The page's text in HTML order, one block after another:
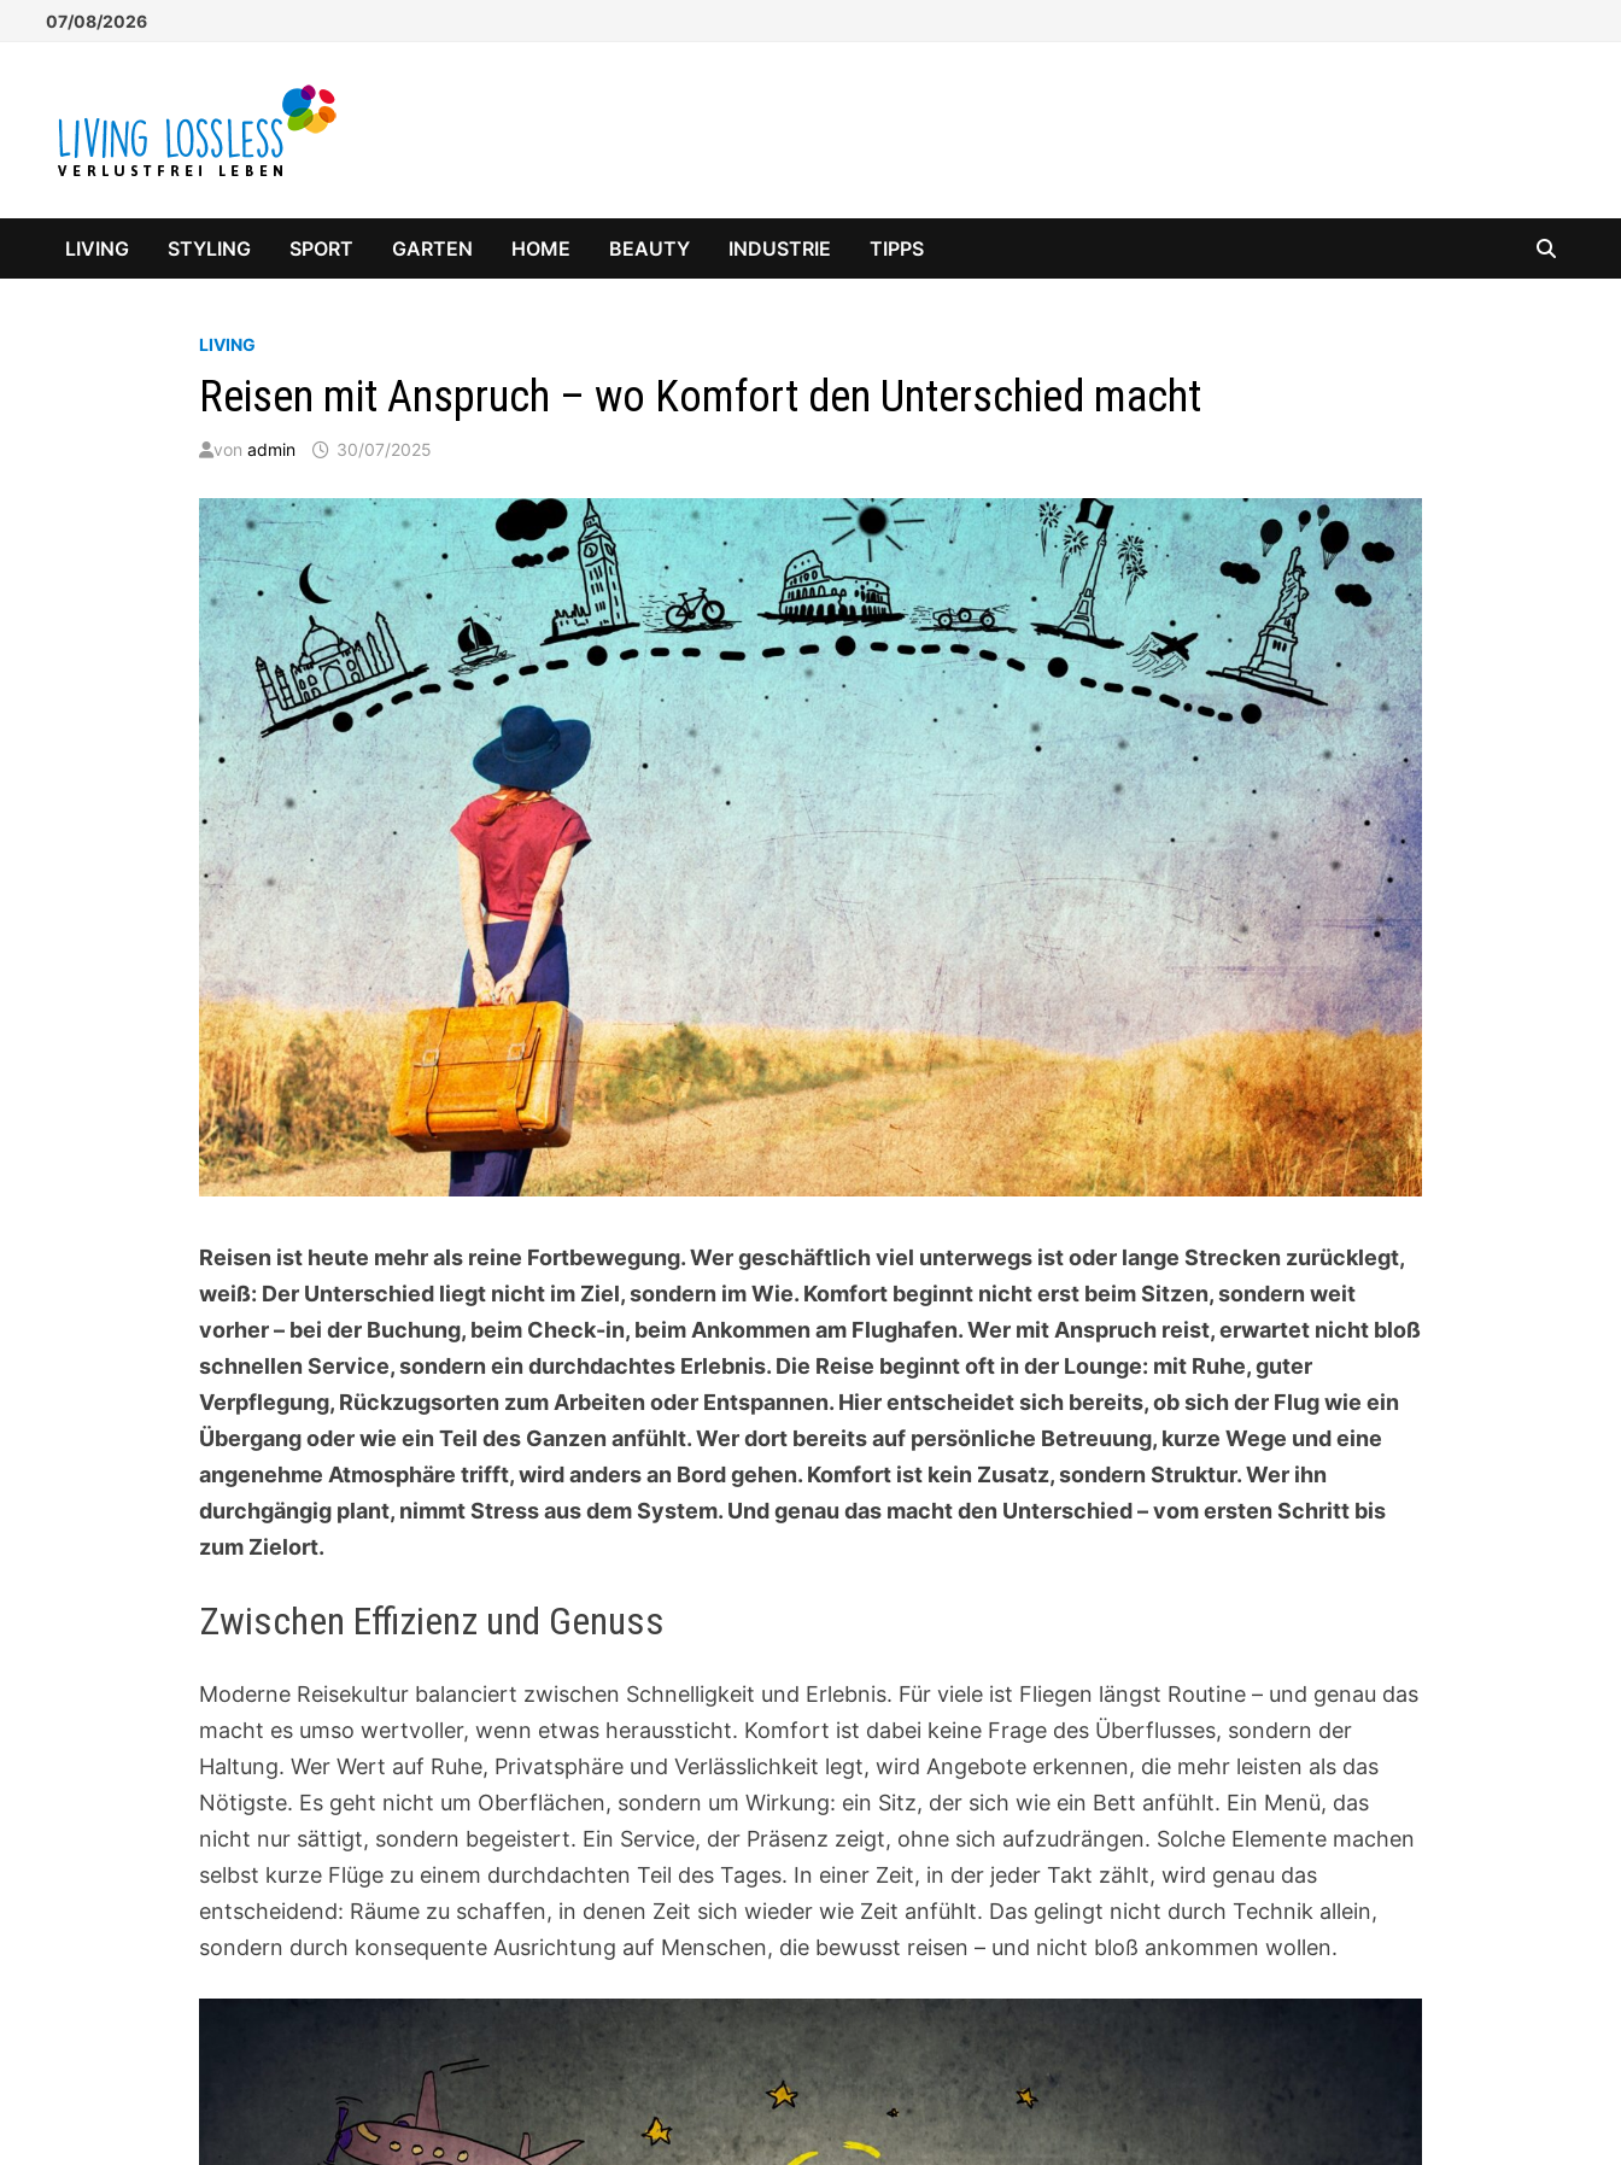
07/08/2026
LIVING STYLING SPORT GARTEN HOME BEAUTY INDUSTRIE TIPPS
LIVING
Reisen mit Anspruch – wo Komfort den Unterschied macht
vonadmin 30/07/2025
Reisen ist heute mehr als reine Fortbewegung. Wer geschäftlich viel unterwegs ist oder lange Strecken zurücklegt,
weiß: Der Unterschied liegt nicht im Ziel, sondern im Wie. Komfort beginnt nicht erst beim Sitzen, sondern weit
vorher – bei der Buchung, beim Check-in, beim Ankommen am Flughafen. Wer mit Anspruch reist, erwartet nicht bloß
schnellen Service, sondern ein durchdachtes Erlebnis. Die Reise beginnt oft in der Lounge: mit Ruhe, guter
Verpflegung, Rückzugsorten zum Arbeiten oder Entspannen. Hier entscheidet sich bereits, ob sich der Flug wie ein
Übergang oder wie ein Teil des Ganzen anfühlt. Wer dort bereits auf persönliche Betreuung, kurze Wege und eine
angenehme Atmosphäre trifft, wird anders an Bord gehen. Komfort ist kein Zusatz, sondern Struktur. Wer ihn
durchgängig plant, nimmt Stress aus dem System. Und genau das macht den Unterschied – vom ersten Schritt bis
zum Zielort.
Zwischen Effizienz und Genuss
Moderne Reisekultur balanciert zwischen Schnelligkeit und Erlebnis. Für viele ist Fliegen längst Routine – und genau das
macht es umso wertvoller, wenn etwas heraussticht. Komfort ist dabei keine Frage des Überflusses, sondern der
Haltung. Wer Wert auf Ruhe, Privatsphäre und Verlässlichkeit legt, wird Angebote erkennen, die mehr leisten als das
Nötigste. Es geht nicht um Oberflächen, sondern um Wirkung: ein Sitz, der sich wie ein Bett anfühlt. Ein Menü, das
nicht nur sättigt, sondern begeistert. Ein Service, der Präsenz zeigt, ohne sich aufzudrängen. Solche Elemente machen
selbst kurze Flüge zu einem durchdachten Teil des Tages. In einer Zeit, in der jeder Takt zählt, wird genau das
entscheidend: Räume zu schaffen, in denen Zeit sich wieder wie Zeit anfühlt. Das gelingt nicht durch Technik allein,
sondern durch konsequente Ausrichtung auf Menschen, die bewusst reisen – und nicht bloß ankommen wollen.